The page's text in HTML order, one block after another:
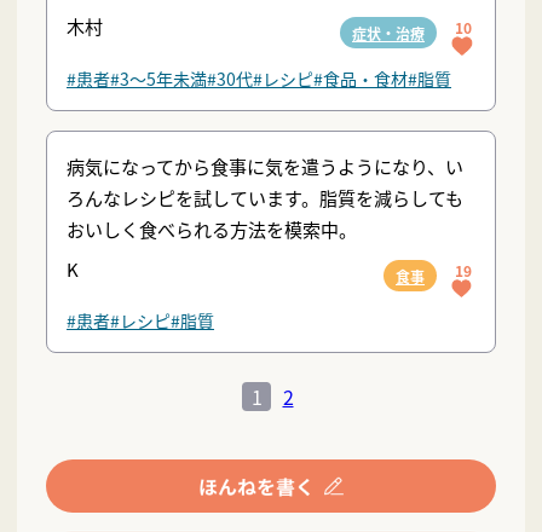
木村
症状・治療 10
#患者#3〜5年未満#30代#レシピ#食品・食材#脂質
病気になってから食事に気を遣うようになり、い
ろんなレシピを試しています。脂質を減らしても
おいしく食べられる方法を模索中。
K
食事 19
#患者#レシピ#脂質
1 2